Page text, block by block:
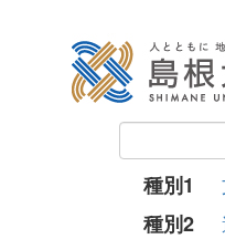
種別1
種別2